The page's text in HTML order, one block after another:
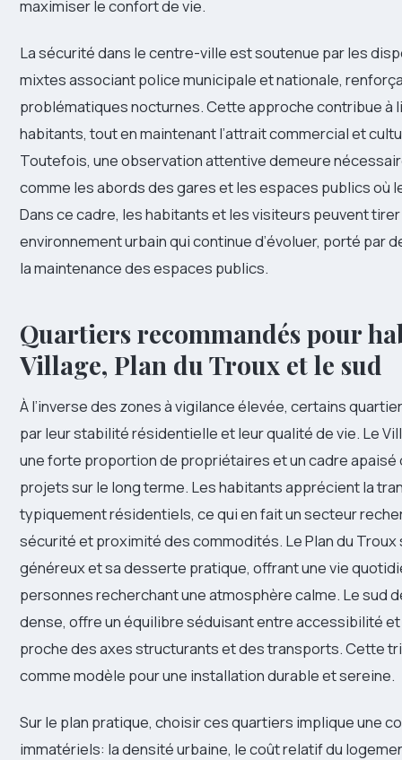
maximiser le confort de vie.
La sécurité dans le centre-ville est soutenue par les
mixtes associant police municipale et nationale,
problématiques nocturnes. Cette approche contribue à
habitants, tout en maintenant l’attrait commercial et
Toutefois, une observation attentive demeure
comme les abords des gares et les espaces publics où
Dans ce cadre, les habitants et les visiteurs peuvent tirer
environnement urbain qui continue d’évoluer, porté par
la maintenance des espaces publics.
Quartiers recommandés pour
Village, Plan du Troux et le sud
À l’inverse des zones à vigilance élevée, certains
par leur stabilité résidentielle et leur qualité de vie. Le
une forte proportion de propriétaires et un cadre
projets sur le long terme. Les habitants apprécient la
typiquement résidentiels, ce qui en fait un secteur
sécurité et proximité des commodités. Le Plan du
généreux et sa desserte pratique, offrant une vie
personnes recherchant une atmosphère calme. Le sud
dense, offre un équilibre séduisant entre accessibilité
proche des axes structurants et des transports. Cette
comme modèle pour une installation durable et sereine.
Sur le plan pratique, choisir ces quartiers implique une
immatériels: la densité urbaine, le coût relatif du